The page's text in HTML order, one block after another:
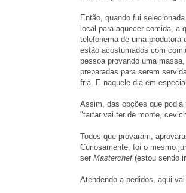
Então, quando fui
local para aquecer comida, a
telefonema de uma produtora
estão acostumados com
pessoa provando uma
preparadas para serem
fria. E naquele dia em
Assim, das opções que podia
"tartar vai ter de monte,
Todos que provaram,
Curiosamente, foi o mesmo
ser Masterchef (estou sendo
Atendendo a pedidos, aqui